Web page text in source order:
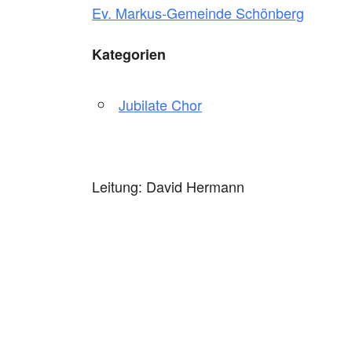
Ev. Markus-Gemeinde Schönberg
Kategorien
Jubilate Chor
Leitung: David Hermann